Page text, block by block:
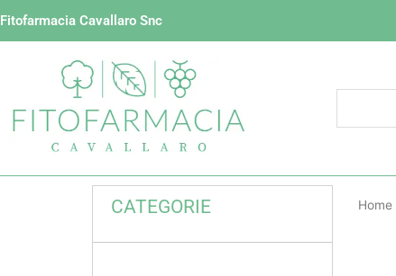
Vai
Fitofarmacia Cavallaro Snc
CATEGORIE Home